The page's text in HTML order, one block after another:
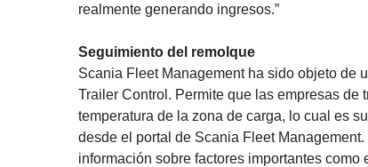
realmente generando ingresos.”
Seguimiento del remolque
Scania Fleet Management ha sido objeto de
Trailer Control. Permite que las empresas
temperatura de la zona de carga, lo cual es
desde el portal de Scania Fleet
información sobre factores importantes